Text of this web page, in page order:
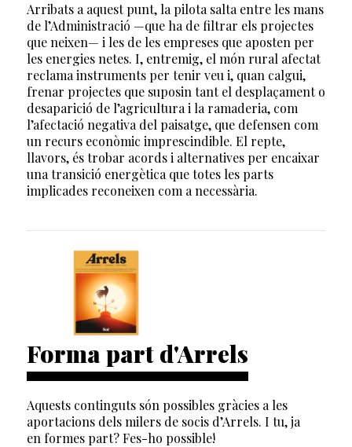
Arribats a aquest punt, la pilota salta entre les mans
de l’Administració —que ha de filtrar els projectes
que neixen— i les de les empreses que aposten per
les energies netes. I, entremig, el món rural afectat
reclama instruments per tenir veu i, quan calgui,
frenar projectes que suposin tant el desplaçament o
desaparició de l’agricultura i la ramaderia, com
l’afectació negativa del paisatge, que defensen com
un recurs econòmic imprescindible. El repte,
llavors, és trobar acords i alternatives per encaixar
una transició energètica que totes les parts
implicades reconeixen com a necessària.
Forma part d'Arrels
Aquests continguts són possibles gràcies a les
aportacions dels milers de socis d’Arrels. I tu, ja
en formes part? Fes-ho possible!